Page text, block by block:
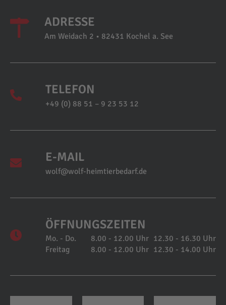
ADRESSE
Am Weidach 2 • 82431 Kochel a. See
TELEFON
+49 (0) 88 51 – 9 23 53 12
E-MAIL
wolf@wolf-heimtierbedarf.de
ÖFFNUNGSZEITEN
Mo. - Do. 8.00 - 12.00 Uhr 12.30 - 16.30 Uhr
Freitag
8.00 - 12.00 Uhr 12.30 - 14.00 Uhr